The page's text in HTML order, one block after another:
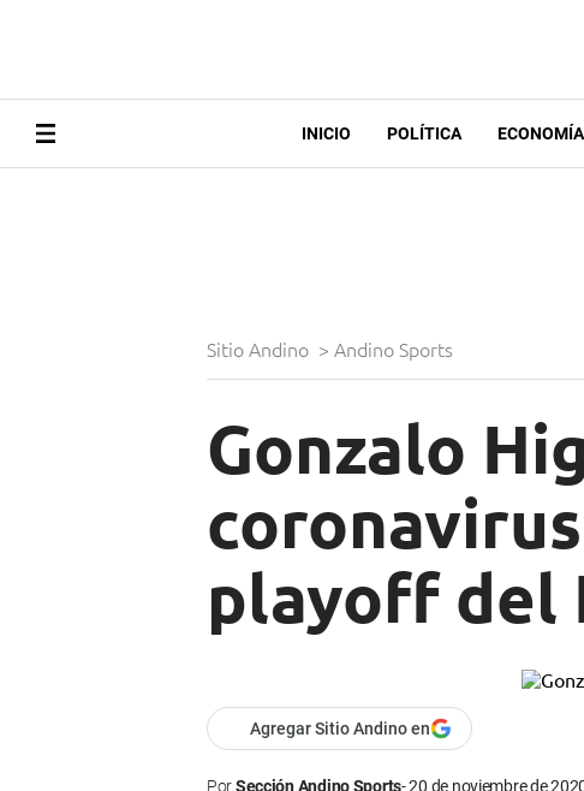
INICIO POLÍTICA ECONOMÍA
Sitio Andino > Andino Sports
Gonzalo
playoff del
Agregar Sitio Andino en
PorSección Andino Sports 20 de noviembre de